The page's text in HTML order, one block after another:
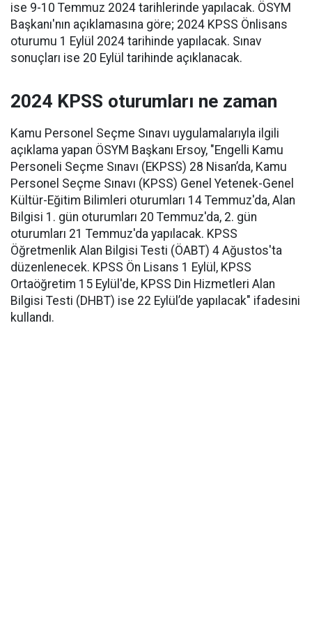
ise 9-10 Temmuz 2024 tarihlerinde yapılacak. ÖSYM
Başkanı'nın açıklamasına göre; 2024 KPSS Önlisans
oturumu 1 Eylül 2024 tarihinde yapılacak. Sınav
sonuçları ise 20 Eylül tarihinde açıklanacak.
2024 KPSS oturumları ne zaman
Kamu Personel Seçme Sınavı uygulamalarıyla ilgili
açıklama yapan ÖSYM Başkanı Ersoy, "Engelli Kamu
Personeli Seçme Sınavı (EKPSS) 28 Nisan’da, Kamu
Personel Seçme Sınavı (KPSS) Genel Yetenek-Genel
Kültür-Eğitim Bilimleri oturumları 14 Temmuz'da, Alan
Bilgisi 1. gün oturumları 20 Temmuz'da, 2. gün
oturumları 21 Temmuz'da yapılacak. KPSS
Öğretmenlik Alan Bilgisi Testi (ÖABT) 4 Ağustos'ta
düzenlenecek. KPSS Ön Lisans 1 Eylül, KPSS
Ortaöğretim 15 Eylül'de, KPSS Din Hizmetleri Alan
Bilgisi Testi (DHBT) ise 22 Eylül’de yapılacak" ifadesini
kullandı.